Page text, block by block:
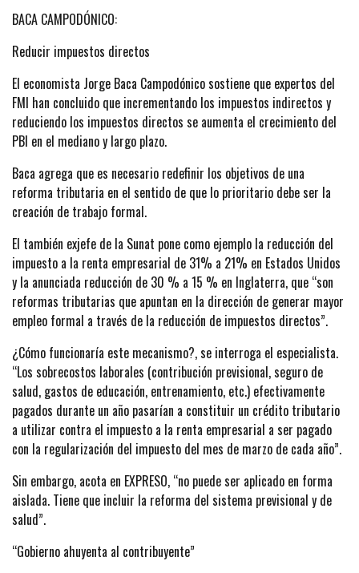
BACA CAMPODÓNICO:
Reducir impuestos directos
El economista Jorge Baca Campodónico sostiene que expertos del
FMI han concluido que incrementando los impuestos indirectos y
reduciendo los impuestos directos se aumenta el crecimiento del
PBI en el mediano y largo plazo.
Baca agrega que es necesario redefinir los objetivos de una
reforma tributaria en el sentido de que lo prioritario debe ser la
creación de trabajo formal.
El también exjefe de la Sunat pone como ejemplo la reducción del
impuesto a la renta empresarial de 31% a 21% en Estados Unidos
y la anunciada reducción de 30 % a 15 % en Inglaterra, que “son
reformas tributarias que apuntan en la dirección de generar mayor
empleo formal a través de la reducción de impuestos directos”.
¿Cómo funcionaría este mecanismo?, se interroga el especialista.
“Los sobrecostos laborales (contribución previsional, seguro de
salud, gastos de educación, entrenamiento, etc.) efectivamente
pagados durante un año pasarían a constituir un crédito tributario
a utilizar contra el impuesto a la renta empresarial a ser pagado
con la regularización del impuesto del mes de marzo de cada año”.
Sin embargo, acota en EXPRESO, “no puede ser aplicado en forma
aislada. Tiene que incluir la reforma del sistema previsional y de
salud”.
“Gobierno ahuyenta al contribuyente”